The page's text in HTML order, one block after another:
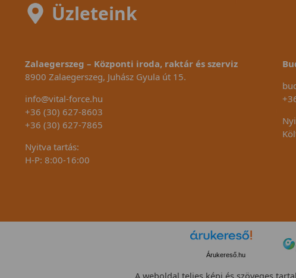
Üzleteink
Zalaegerszeg – Központi iroda, raktár és szerviz
8900 Zalaegerszeg, Juhász Gyula út 15.
info@vital-force.hu
+36 (30) 627-8603
+36 (30) 627-7865
Nyitva tartás:
H-P: 8:00-16:00
Árukereső.hu